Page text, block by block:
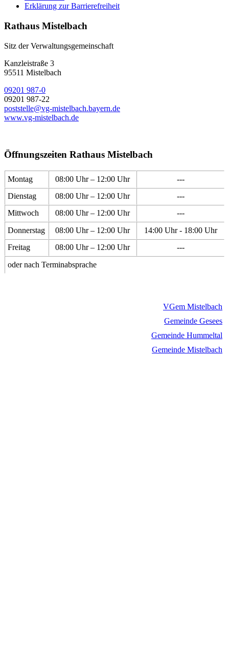
Erklärung zur Barrierefreiheit
Rathaus Mistelbach
Sitz der Verwaltungsgemeinschaft
Kanzleistraße 3
95511 Mistelbach
09201 987-0
09201 987-22
poststelle@vg-mistelbach.bayern.de
www.vg-mistelbach.de
Öffnungszeiten Rathaus Mistelbach
Montag 08:00 Uhr – 12:00 Uhr
---
Dienstag
08:00 Uhr – 12:00 Uhr
---
Mittwoch
08:00 Uhr – 12:00 Uhr
---
Donnerstag
08:00 Uhr – 12:00 Uhr
14:00 Uhr - 18:00 Uhr
Freitag
08:00 Uhr – 12:00 Uhr
---
oder nach Terminabsprache
VGem Mistelbach
Gemeinde Gesees
Gemeinde Hummeltal
Gemeinde Mistelbach